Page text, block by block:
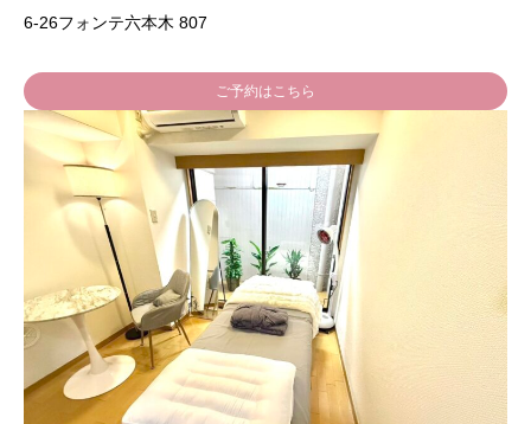
6-26フォンテ六本木 807
ご予約はこちら